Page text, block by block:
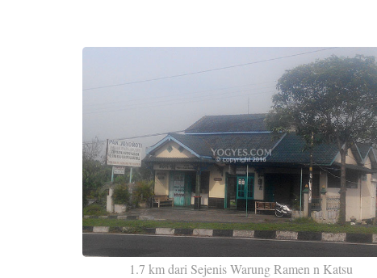
1.7 km dari Sejenis Warung Ramen n Katsu